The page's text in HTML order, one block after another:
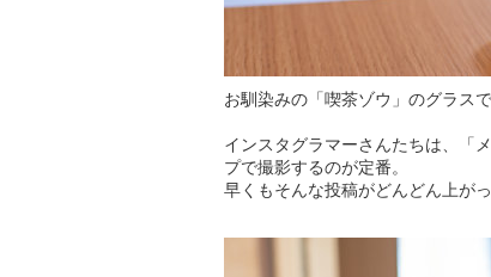
お馴染みの「喫茶ゾウ」のグラス
インスタグラマーさんたちは、「
プで撮影するのが定番。
早くもそんな投稿がどんどん上が